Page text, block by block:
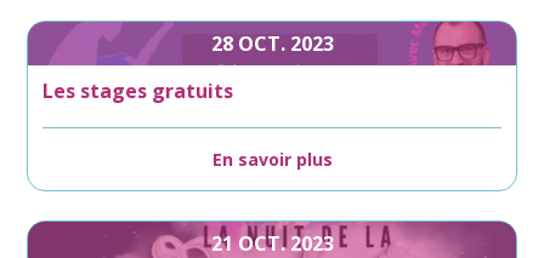
28 OCT. 2023
Les stages gratuits
En savoir plus
21 OCT. 2023